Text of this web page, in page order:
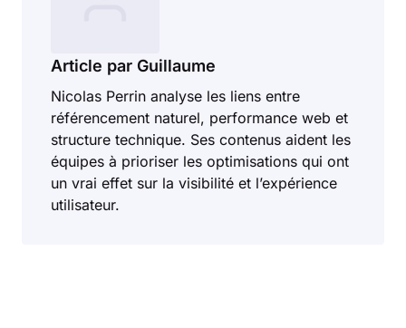
Article par Guillaume
Nicolas Perrin analyse les liens entre
référencement naturel, performance web et
structure technique. Ses contenus aident les
équipes à prioriser les optimisations qui ont
un vrai effet sur la visibilité et l’expérience
utilisateur.